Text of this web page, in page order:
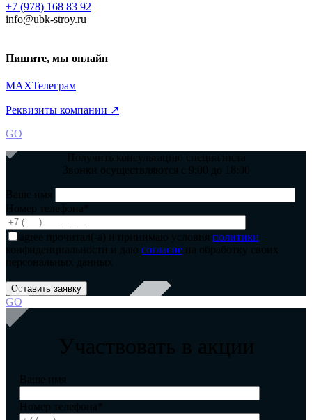
+7 (978) 168 83 92
info@ubk-stroy.ru
Пишите, мы онлайн
MAXТелеграм
Реквизиты компании ↗
GO
Получить консультацию специалиста
Звонки осуществляются с 9:00 до 18:00
Ваше имя
Номер телефона*
agree прочитал(-а) и принимаю условия политики
конфиденциальности и даю согласие на обработку своих
персональных данных
GO
Участвовать в акции
Ваше имя
Номер телефона*